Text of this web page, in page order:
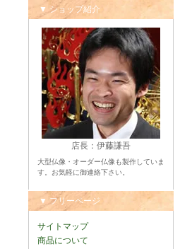
▼ ショップ紹介
店長：伊藤謙吾
大型仏像・オーダー仏像も製作していま
す。お気軽に御連絡下さい。
▼ フリーページ
サイトマップ
商品について